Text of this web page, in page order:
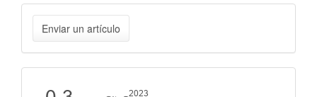
Enviar
un
artículo
Enviar un artículo
Cite